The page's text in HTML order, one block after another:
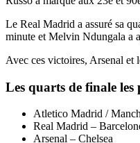
Le Real Madrid a assuré sa
minute et Melvin Ndungala a
Avec ces victoires, Arsenal et
Les quarts de finale les
Atletico Madrid /
Real Madrid –
Arsenal – Chelsea